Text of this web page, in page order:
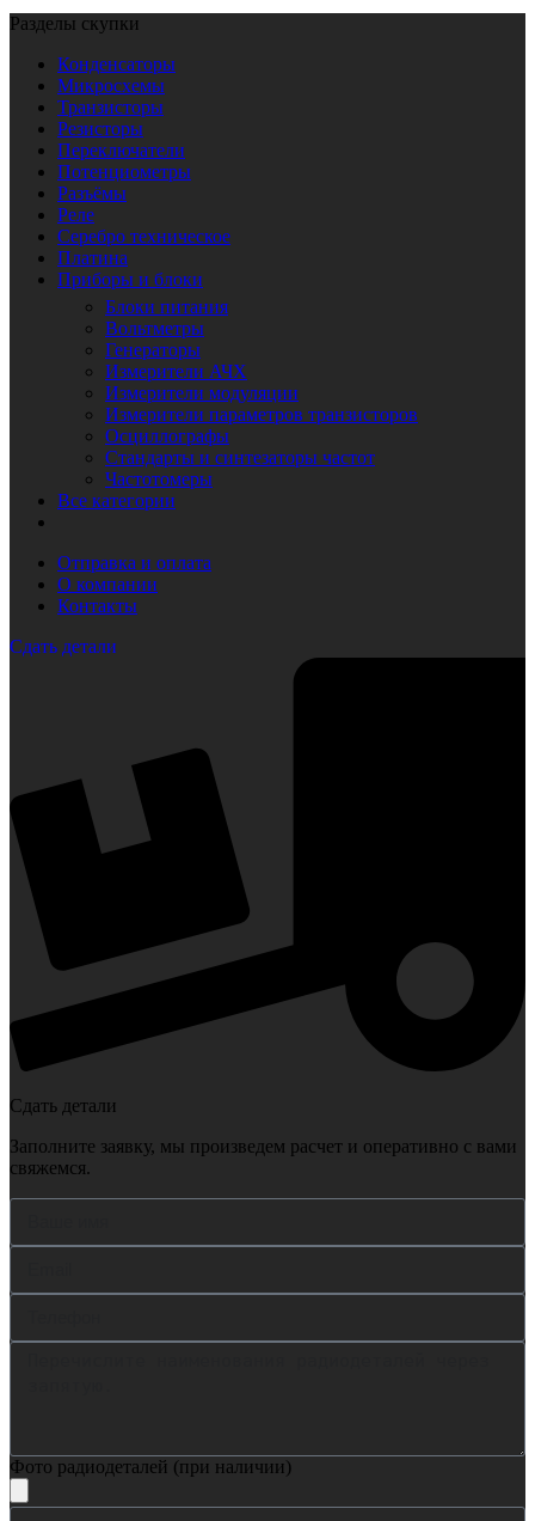
Разделы скупки
Конденсаторы
Микросхемы
Транзисторы
Резисторы
Переключатели
Потенциометры
Разъёмы
Реле
Серебро техническое
Платина
Приборы и блоки
Блоки питания
Вольтметры
Генераторы
Измерители АЧХ
Измерители модуляции
Измерители параметров транзисторов
Осциллографы
Стандарты и синтезаторы частот
Частотомеры
Все категории
Отправка и оплата
О компании
Контакты
Сдать детали
Сдать детали
Заполните заявку, мы произведем расчет и оперативно с вами
свяжемся.
Фото радиодеталей (при наличии)